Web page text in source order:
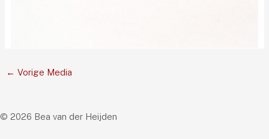
← Vorige Media
© 2026 Bea van der Heijden